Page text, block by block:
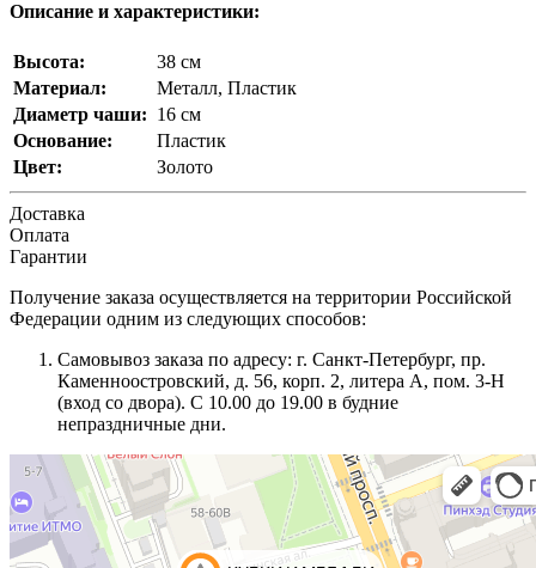
Описание и характеристики:
Высота:
38 см
Материал:
Металл, Пластик
Диаметр чаши: 16 см
Основание:
Пластик
Цвет:
Золото
Доставка
Оплата
Гарантии
Получение заказа осуществляется на территории Российской
Федерации одним из следующих способов:
Самовывоз заказа по адресу: г. Санкт-Петербург, пр.
Каменноостровский, д. 56, корп. 2, литера А, пом. 3-Н
(вход со двора). С 10.00 до 19.00 в будние
непраздничные дни.